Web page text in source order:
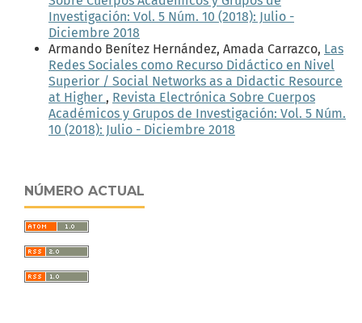
Investigación: Vol. 5 Núm. 10 (2018): Julio -
Diciembre 2018
Armando Benítez Hernández, Amada Carrazco, Las
Redes Sociales como Recurso Didáctico en Nivel
Superior / Social Networks as a Didactic Resource
at Higher , Revista Electrónica Sobre Cuerpos
Académicos y Grupos de Investigación: Vol. 5 Núm.
10 (2018): Julio - Diciembre 2018
NÚMERO ACTUAL